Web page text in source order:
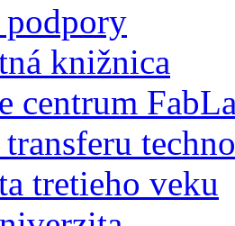
knižnica
centrum
tretieho veku